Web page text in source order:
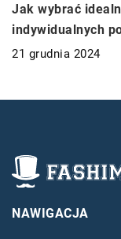
Jak wybrać
indywidualnych
21 grudnia 2024
NAWIGACJA